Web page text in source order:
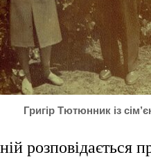
Григір Тютюнник із
ній розповідається